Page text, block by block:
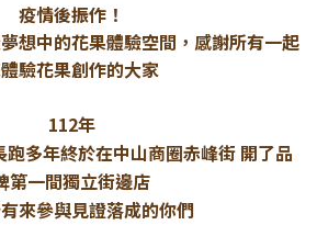
疫情後振作！
想中的花果體驗空間，感謝所有一起
驗花果創作的大家
112年
跑多年終於在中山商圈赤峰街 開了品
第一間獨立街邊店
來參與見證落成的你們